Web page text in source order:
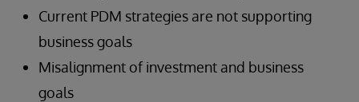
Current PDM strategies are not supporting
business goals
Misalignment of investment and business
goals